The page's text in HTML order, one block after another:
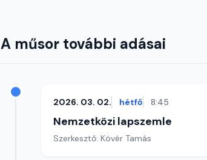
A műsor további adásai
2026. 03. 02. hétfő 8:45
Nemzetközi lapszemle
Szerkesztő: Kövér Tamás